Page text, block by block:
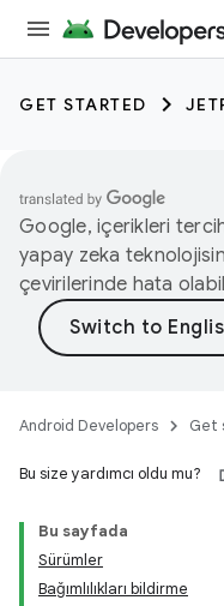
GET STARTED
Google, içerikleri
yapay zeka
çevirilerinde hata
Android Developers Get
Bu size yardımcı oldu mu?
Bu sayfada
Sürümler
Bağımlılıkları bildirme